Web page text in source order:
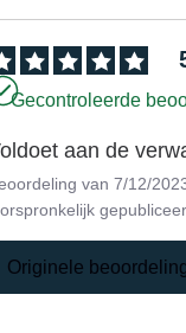
Gecontroleerde
aan de
van7/12/
Originele